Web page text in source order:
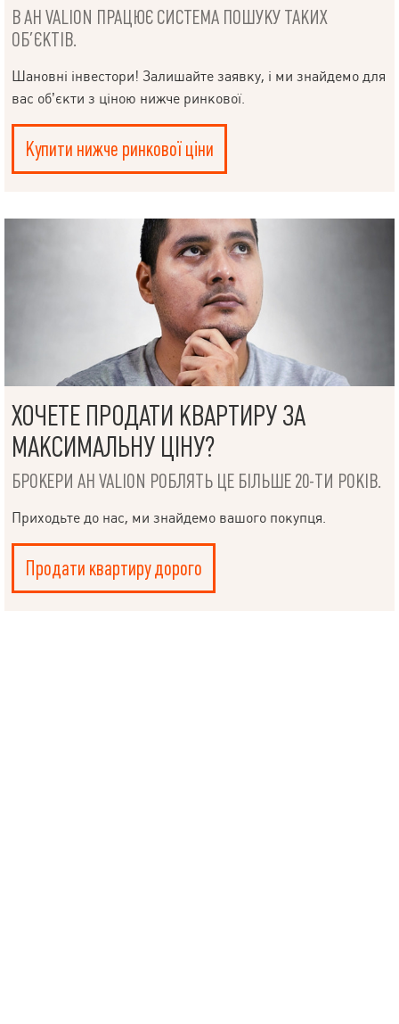
В АН VALION ПРАЦЮЄ СИСТЕМА ПОШУКУ ТАКИХ
ОБ’ЄКТІВ.
Шановні інвестори! Залишайте заявку, і ми знайдемо для
вас об’єкти з ціною нижче ринкової.
Купити нижче ринкової ціни
ХОЧЕТЕ ПРОДАТИ КВАРТИРУ ЗА
МАКСИМАЛЬНУ ЦІНУ?
БРОКЕРИ АН VALION РОБЛЯТЬ ЦЕ БІЛЬШЕ 20-ТИ РОКІВ.
Приходьте до нас, ми знайдемо вашого покупця.
Продати квартиру дорого
НАПИСАТИ
КЕРІВНИКОВІ